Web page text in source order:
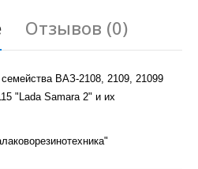
Отзывов (0)
ВАЗ-2108, 2109, 21099
"Lada Samara 2" и их